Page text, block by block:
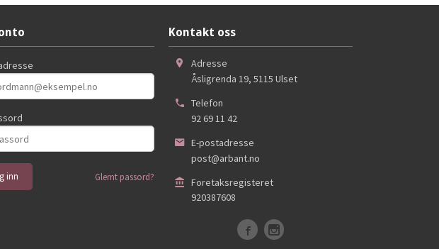
Glemt passord?
Kontakt oss
Adresse
Åsligrenda 19, 5115 Ulset
Telefon
92 69 11 42
E-postadresse
post@arbant.no
Foretaksregisteret
920387608